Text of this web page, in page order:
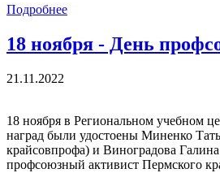
Подробнее
18 ноября - День
21.11.2022
18 ноября в Региональном учебном
наград были удостоены Миненко
крайсовпрофа) и Виноградова
профсоюзный активист Пермского